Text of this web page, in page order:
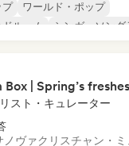
プ
ワールド・ポップ
ルーム
シンガーソング
Box | Spring’s
スト・キュレーター
ノヴァクリスチャン・